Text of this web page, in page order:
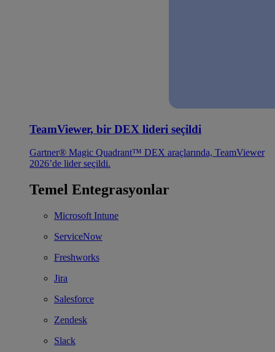
TeamViewer, bir DEX lideri seçildi
Gartner® Magic Quadrant™ DEX araçlarında, TeamViewer
2026’de lider seçildi.
Temel Entegrasyonlar
Microsoft Intune
ServiceNow
Freshworks
Jira
Salesforce
Zendesk
Slack